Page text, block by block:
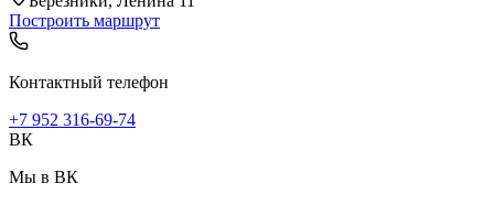
Построить маршрут
Контактный телефон
+7 952 316-69-74
ВК
Мы в ВК